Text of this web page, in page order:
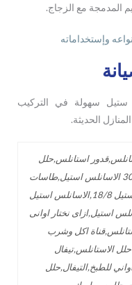
المدمجة مع الزجاج.
ستيل سهولة في التركيب
الحديثة.